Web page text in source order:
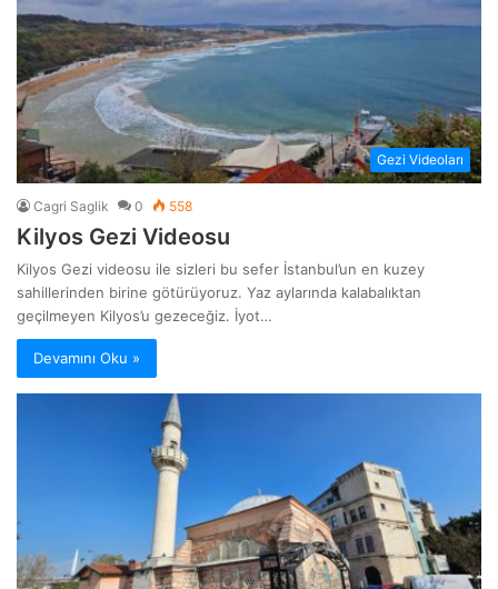
Gezi Videoları
Cagri Saglik 0 558
Kilyos Gezi Videosu
Kilyos Gezi videosu ile sizleri bu sefer İstanbul’un en kuzey
sahillerinden birine götürüyoruz. Yaz aylarında kalabalıktan
geçilmeyen Kilyos’u gezeceğiz. İyot…
Devamını Oku »